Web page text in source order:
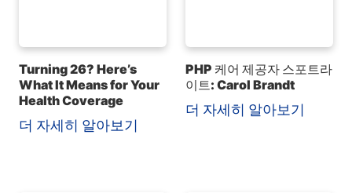
Turning 26? Here’s
What It Means for Your
Health Coverage
더 자세히 알아보기
PHP 케어 제공자 스포트라
이트: Carol Brandt
더 자세히 알아보기